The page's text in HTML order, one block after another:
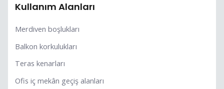
Kullanım Alanları
Merdiven boşlukları
Balkon korkulukları
Teras kenarları
Ofis iç mekân geçiş alanları